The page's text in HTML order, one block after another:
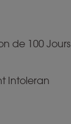
de 100 Jours
Intoleran